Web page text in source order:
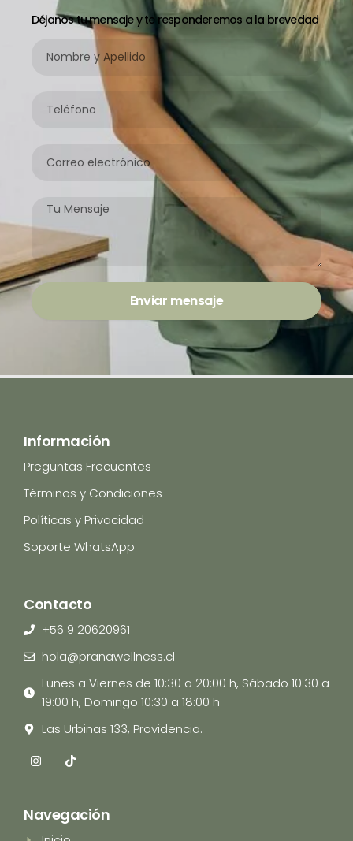
Déjanos tu mensaje y te responderemos a la brevedad
electrónico
Mensaje
Enviar mensaje
Información
Preguntas Frecuentes
Términos y Condiciones
Políticas y Privacidad
Soporte WhatsApp
Contacto
+56 9 20620961
hola@pranawellness.cl
Lunes a Viernes de 10:30 a 20:00 h, Sábado 10:30 a
19:00 h, Domingo 10:30 a 18:00 h
Las Urbinas 133, Providencia.
I
n
g
T
i
k
Navegación